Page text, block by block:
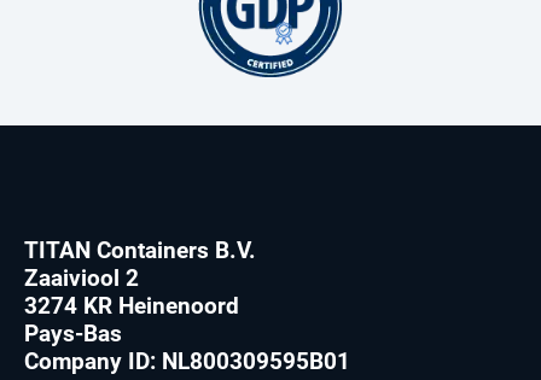
TITAN Containers B.V.
Zaaiviool 2
3274 KR Heinenoord
Pays-Bas
Company ID: NL800309595B01